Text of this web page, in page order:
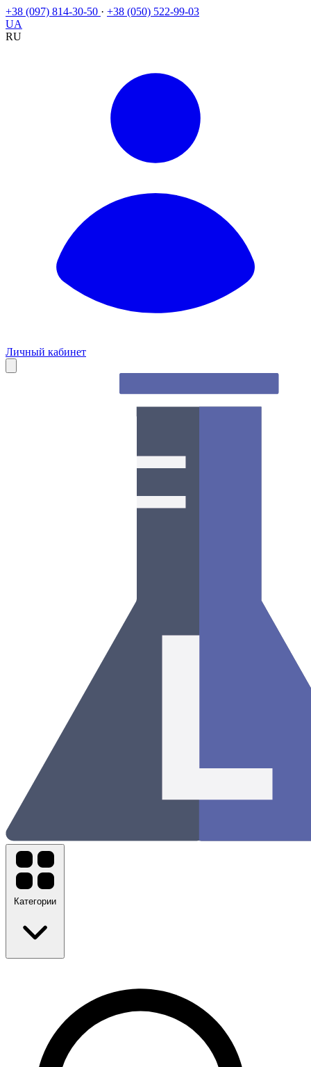
+38 (097) 814-30-50 · +38 (050) 522-99-03
UA
RU
Личный кабинет
Категории